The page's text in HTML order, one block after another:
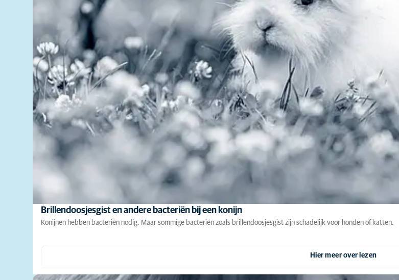
Brillendoosjesgist en andere bacteriën bij een konijn
Konijnen hebben bacteriën nodig. Maar sommige bacteriën zoals brillendoosjesgist zijn schadelijk voor honden of katten.
Hier meer over lezen